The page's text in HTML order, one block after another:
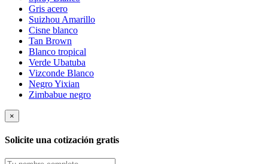
Gris acero
Suizhou Amarillo
Cisne blanco
Tan Brown
Blanco tropical
Verde Ubatuba
Vizconde Blanco
Negro Yixian
Zimbabue negro
×
Solicite una cotización gratis